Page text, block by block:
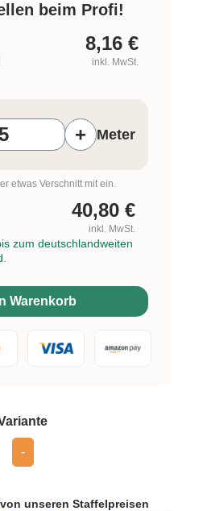
auswählen
-
unseren Staffelpreisen
beim Profi!
8,16 €
inkl. MwSt.
+ Meter
etwas Verschnitt mit ein.
40,80 €
inkl. MwSt.
zum deutschlandweiten
Warenkorb